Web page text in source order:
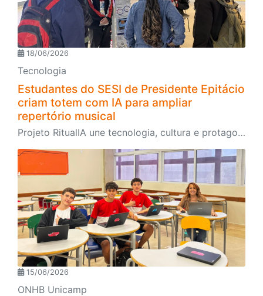
18/06/2026
Tecnologia
Estudantes do SESI de Presidente Epitácio
criam totem com IA para ampliar
repertório musical
Projeto RitualIA une tecnologia, cultura e protagonismo estudantil e é destaque no IV Congresso Internacional de Educação do SESI-SP
15/06/2026
ONHB Unicamp